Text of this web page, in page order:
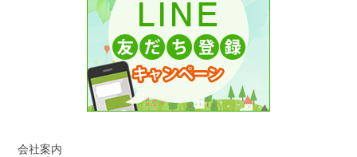
会社案内